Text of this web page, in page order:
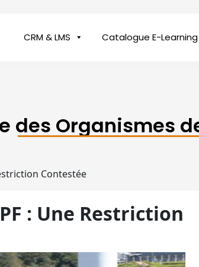
CRM & LMS Catalogue E-Learning
des Organismes
Contestée
: Une Restriction